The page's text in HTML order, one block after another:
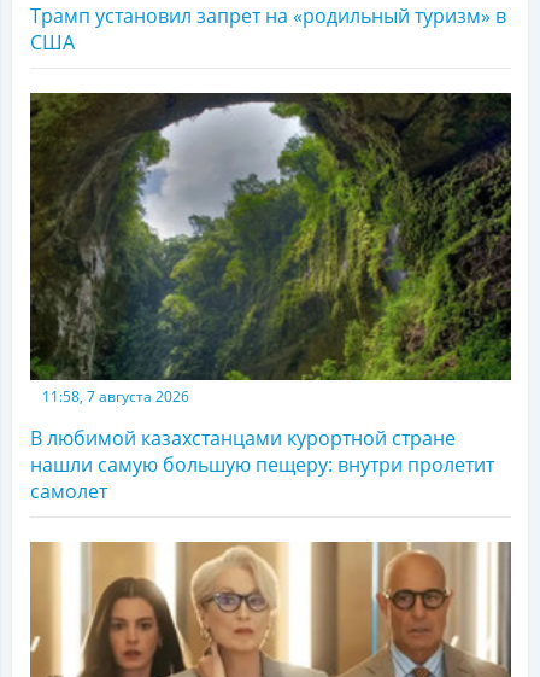
Трамп установил запрет на «родильный туризм» в
США
11:58, 7 августа 2026
В любимой казахстанцами курортной стране
нашли самую большую пещеру: внутри пролетит
самолет